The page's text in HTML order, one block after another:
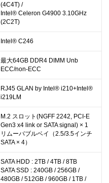
(4C4T) /
Intel® Celeron G4900 3.10GHz
(2C2T)
Intel® C246
最大64GB DDR4 DIMM Unb
ECC/non-ECC
RJ45 GLAN by Intel® i210+Intel®
i219LM
M.2 スロット(NGFF 2242, PCI-E
Gen3 x4 link or SATA signal) × 1
リムーバブルベイ（2.5/3.5インチ
SATA × 4）
SATA HDD : 2TB / 4TB / 8TB
SATA SSD : 240GB / 256GB /
480GB / 512GB / 960GB / 1TB /